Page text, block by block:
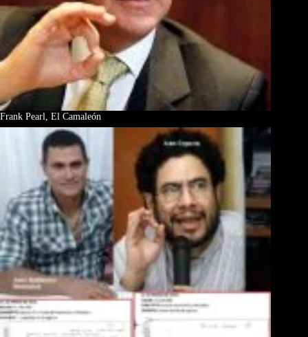
Frank Pearl, El Camaleón